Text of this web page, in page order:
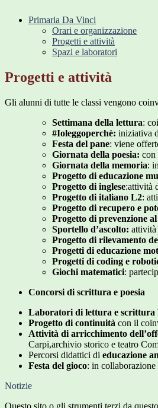
Primaria Da Vinci
Orari e organizzazione
Progetti e attività
Spazi e laboratori
Progetti e attività
Gli alunni di tutte le classi vengono
Settimana della lettura:
#Ioleggoperchè: iniziativa
Festa del pane: viene
Giornata della poesia: con
Giornata della memoria:
Progetto di educazione
Progetto di inglese:attività
Progetto di italiano L2:
Progetto di recupero e
Progetto di prevenzione
Sportello d’ascolto: attività
Progetto di rilevamento
Progetti di educazione
Progetti di coding e
Giochi matematici:
Concorsi di scrittura e poesia
Laboratori di lettura e scrittura
Progetto di continuità con il
Attività di arricchimento
Carpi,archivio storico e teatro
Percorsi didattici di educazione
Festa del gioco: in
Notizie